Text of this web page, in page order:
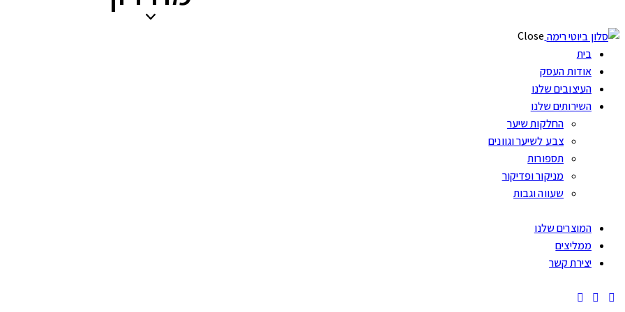
Close
בית
אודות העסק
העיצובים שלנו
השירותים שלנו
החלקות שיער
צבע לשיער וגוונים
תספורות
מניקור ופדיקור
שעווה וגבות
המוצרים שלנו
ממליצים
יצירת קשר